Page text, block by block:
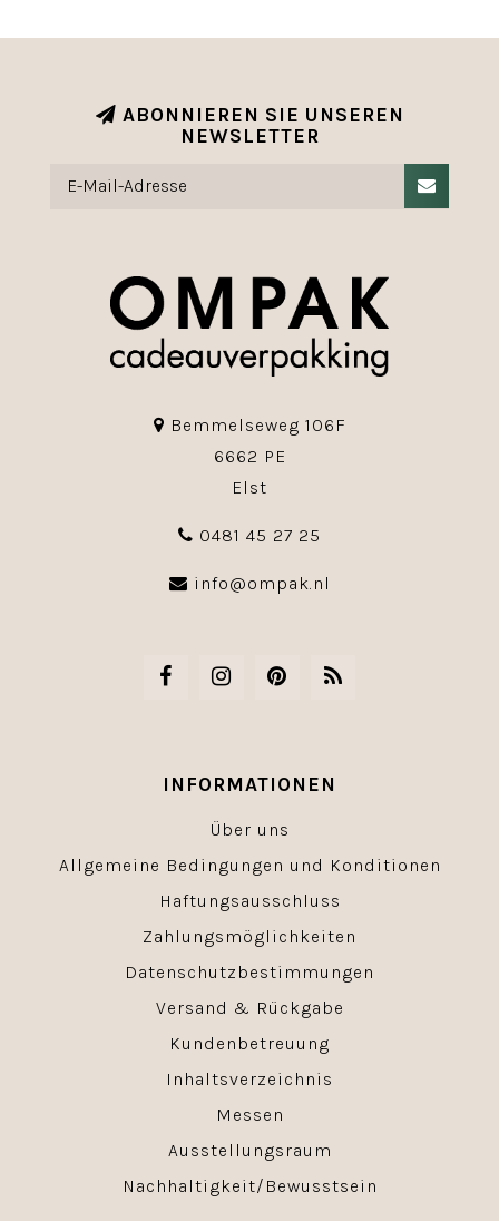
ABONNIEREN SIE UNSEREN
NEWSLETTER
Bemmelseweg 106F
6662 PE
Elst
0481 45 27 25
info@ompak.nl
INFORMATIONEN
Über uns
Allgemeine Bedingungen und Konditionen
Haftungsausschluss
Zahlungsmöglichkeiten
Datenschutzbestimmungen
Versand & Rückgabe
Kundenbetreuung
Inhaltsverzeichnis
Messen
Ausstellungsraum
Nachhaltigkeit/Bewusstsein